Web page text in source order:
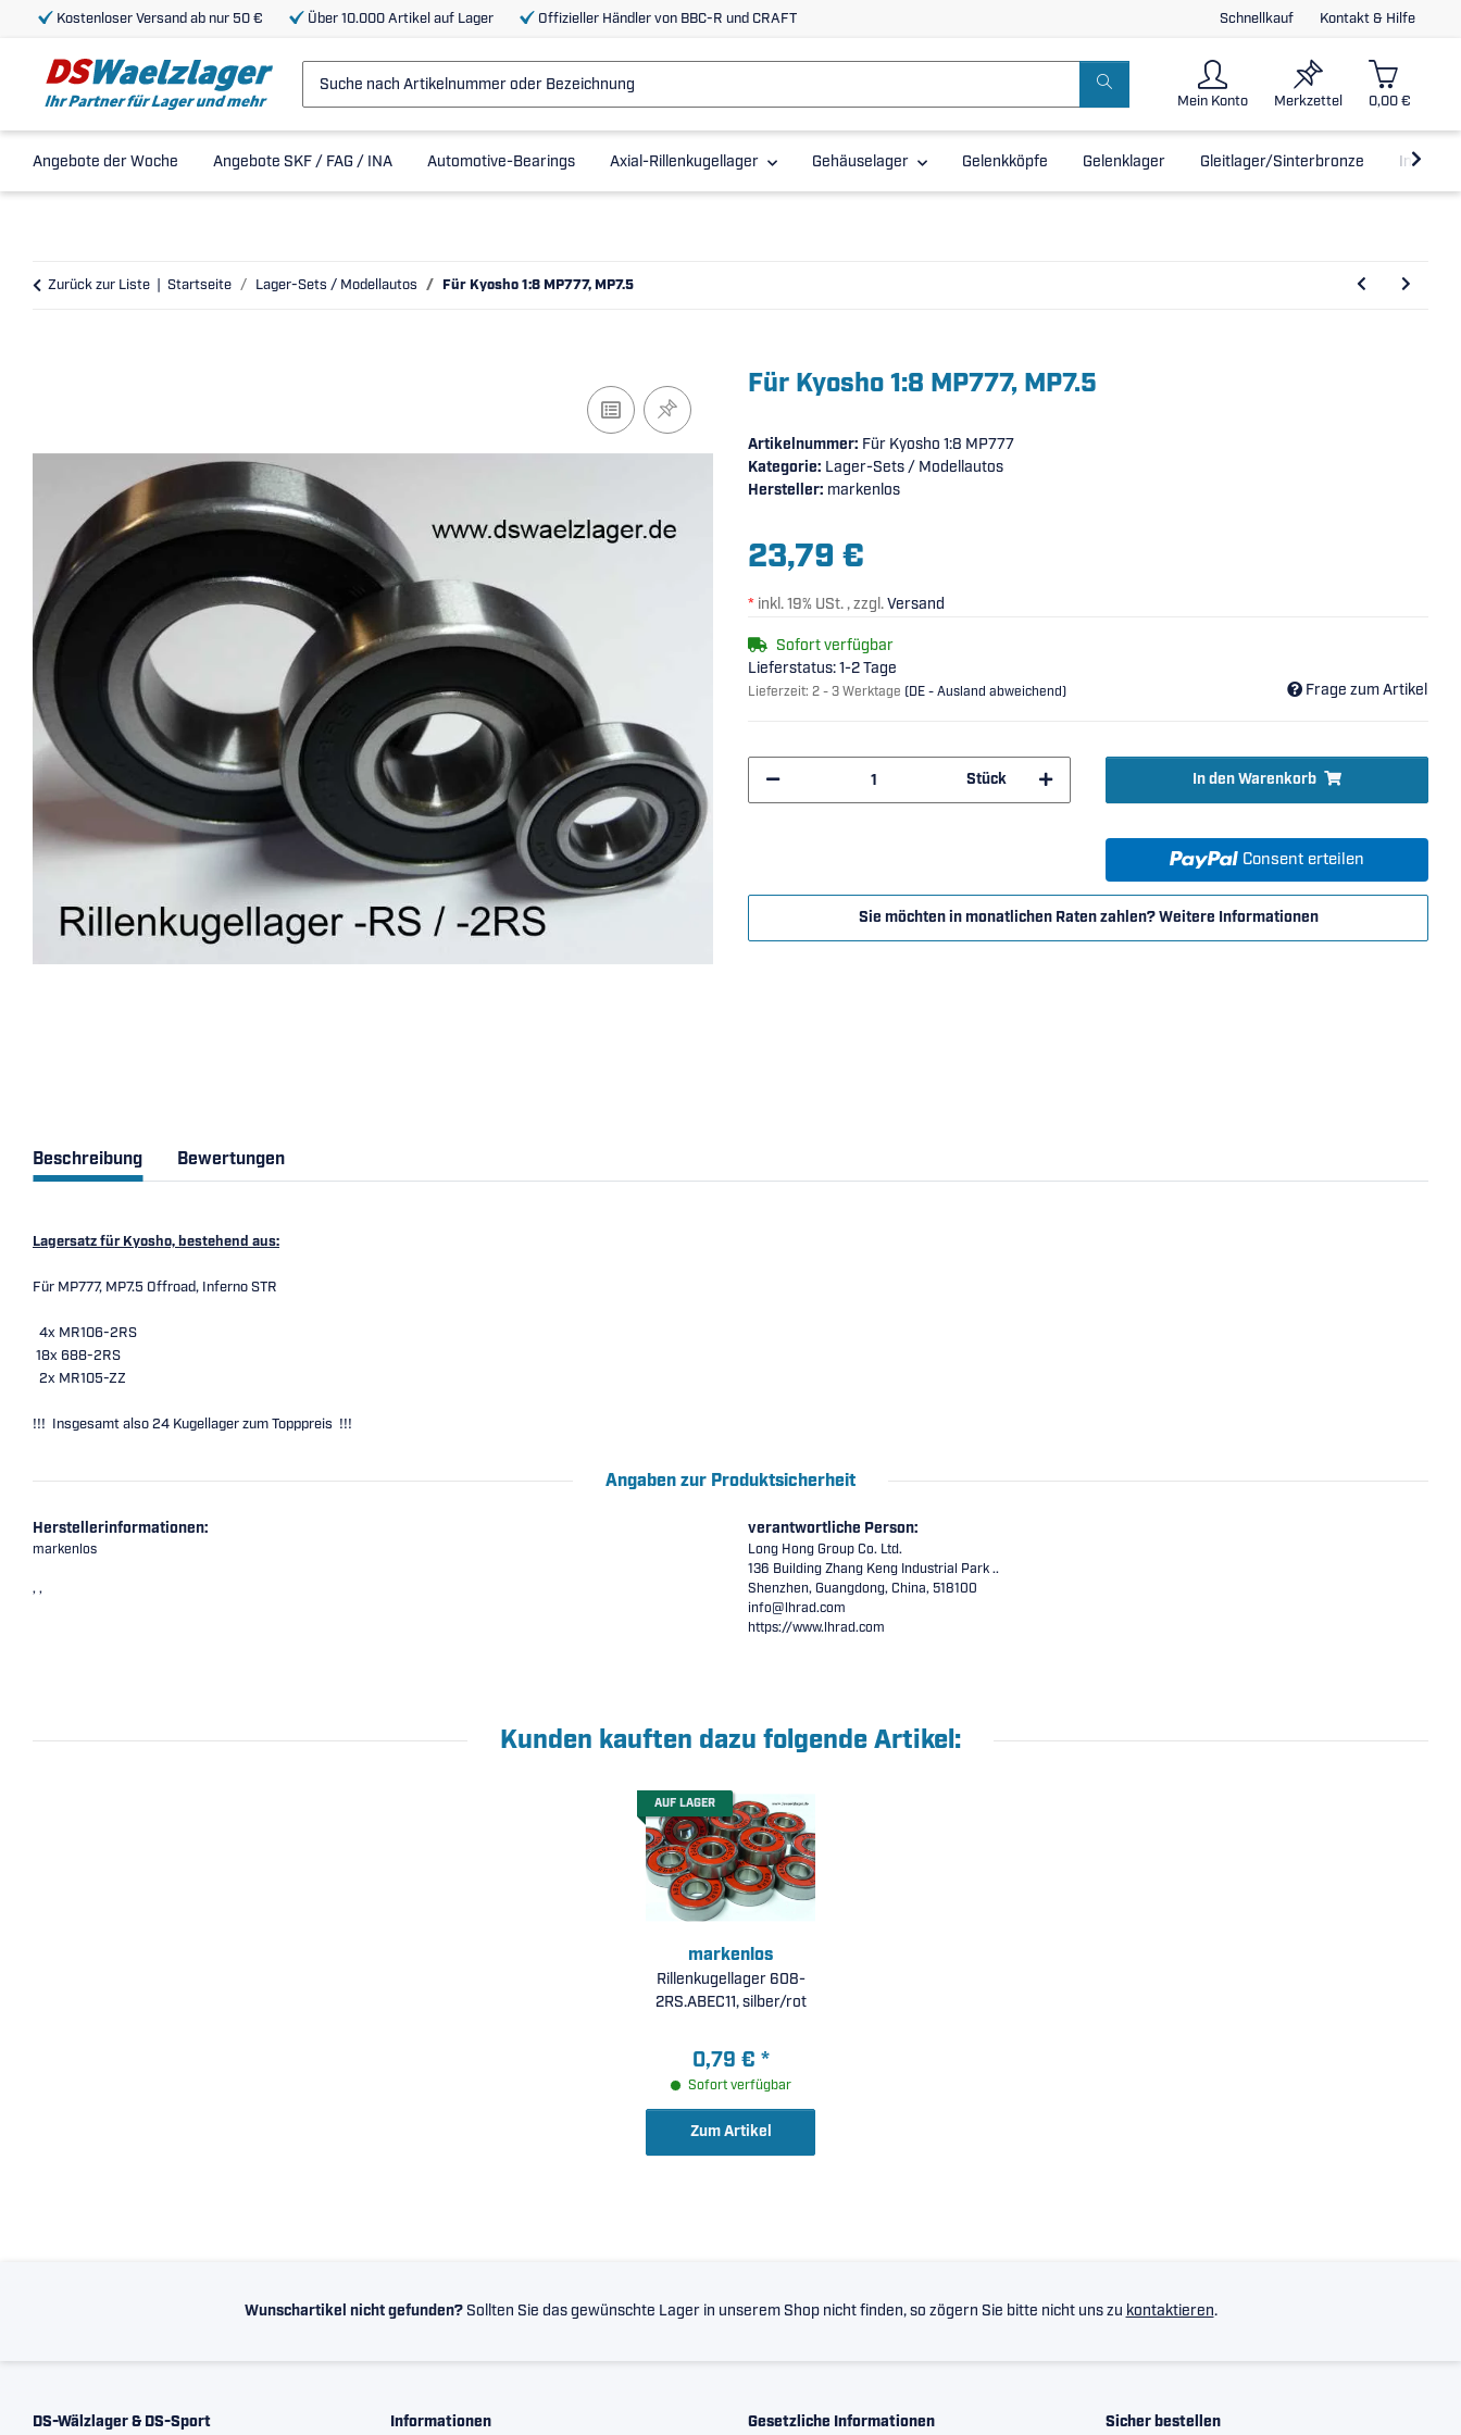
Schnellkauf Kontakt & Hilfe
Kostenloser Versand ab nur 50 € Über 10.000 Artikel auf Lager Offizieller Händler von BBC-R und CRAFT
Mein Konto Merkzettel 0,00 €
Angebote der Woche Angebote SKF / FAG / INA Automotive-Bearings Axial-Rillenkugellager Gehäuselager Gelenkköpfe Gelenklager Gleitlager/Sinterbronze Inline-
Zurück zur Liste Startseite Lager-Sets / Modellautos Für Kyosho 1:8 MP777, MP7.5
Für Kyosho 1:8 MP777, MP7.5
Artikelnummer: Für Kyosho 1:8 MP777
Kategorie: Lager-Sets / Modellautos
Hersteller: markenlos
23,79 €
* inkl. 19% USt. , zzgl.Versand
Sofort verfügbar
Lieferstatus: 1-2 Tage
Lieferzeit: 2 - 3 Werktage (DE - Ausland abweichend) Frage zum Artikel
Stück In den Warenkorb
Consent erteilen
Sie möchten in monatlichen Raten zahlen?Weitere Informationen
Beschreibung Bewertungen
Lagersatz für Kyosho, bestehend aus:
Für MP777, MP7.5 Offroad, Inferno STR
4x MR106-2RS
18x 688-2RS
2x MR105-ZZ
!!! Insgesamt also 24 Kugellager zum Topppreis !!!
Angaben zur Produktsicherheit
Herstellerinformationen:
markenlos
, ,
verantwortliche Person:
Long Hong Group Co. Ltd.
136 Building Zhang Keng Industrial Park ..
Shenzhen, Guangdong, China, 518100
info@lhrad.com
https://www.lhrad.com
Kunden kauften dazu folgende Artikel:
AUF LAGER
markenlos
Rillenkugellager 608-
2RS.ABEC11, silber/rot
0,79 € *
Sofort verfügbar
Zum Artikel
Wunschartikel nicht gefunden?Sollten Sie das gewünschte Lager in unserem Shop nicht finden, so zögern Sie bitte nicht uns zu kontaktieren.
DS-Wälzlager & DS-Sport Informationen Gesetzliche Informationen Sicher bestellen